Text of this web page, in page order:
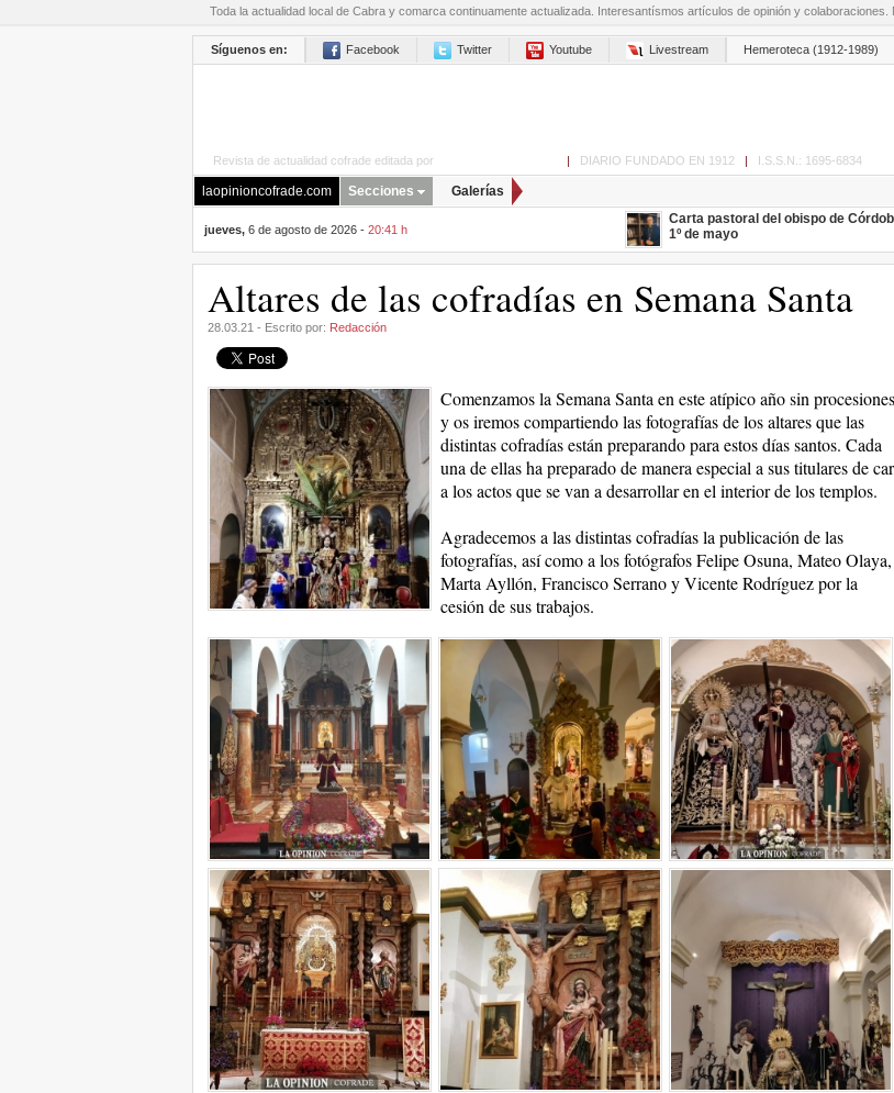
Toda la actualidad local de Cabra y comarca continuamente actualizada. Interesantísmos artículos de opinión y colaboraciones.
Síguenos en: Facebook Twitter Youtube Livestream Hemeroteca (1912-1989)
Revista de actualidad cofrade editada por | DIARIO FUNDADO EN 1912 | I.S.S.N.: 1695-6834
laopinioncofrade.com Secciones Galerías
jueves,6 de agosto de 2026 - 20:41 h
Carta pastoral del obispo de
1º de mayo
Altares de las cofradías en Semana Santa
28.03.21 - Escrito por: Redacción
Comenzamos la Semana Santa en este atípico año sin procesiones
y os iremos compartiendo las fotografías de los altares que las
distintas cofradías están preparando para estos días santos. Cada
una de ellas ha preparado de manera especial a sus titulares de
a los actos que se van a desarrollar en el interior de los templos.
Agradecemos a las distintas cofradías la publicación de las
fotografías, así como a los fotógrafos Felipe Osuna, Mateo Olaya,
Marta Ayllón, Francisco Serrano y Vicente Rodríguez por la
cesión de sus trabajos.